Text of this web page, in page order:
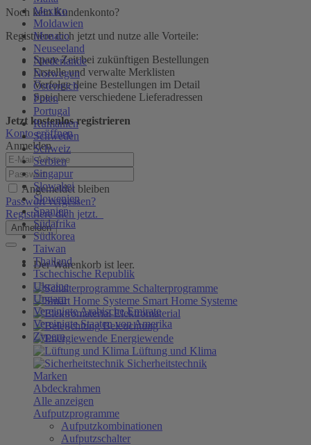
Mexiko
Moldawien
Monaco
Neuseeland
Niederlande
Norwegen
Österreich
Polen
Portugal
Rumänien
Schweden
Schweiz
Serbien
Singapur
Slowakei
Slowenien
Spanien
Südafrika
Südkorea
Taiwan
Thailand
Tschechische Republik
Ukraine
Ungarn
Vereinigte Arabische Emirate
Vereinigte Staaten von Amerika
Zypern
Noch kein Kundenkonto?
Registriere dich jetzt und nutze alle Vorteile:
Spare Zeit bei zukünftigen Bestellungen
Erstelle und verwalte Merklisten
Verfolge deine Bestellungen im Detail
Speichere verschiedene Lieferadressen
Jetzt kostenlos registrieren
Konto eröffnen
Anmelden
Angemeldet bleiben
Passwort vergessen?
Registriere dich jetzt.
Anmelden
Der Warenkorb ist leer.
Schalterprogramme
Smart Home Systeme
Elektromaterial
Beleuchtung
Energiewende
Lüftung und Klima
Sicherheitstechnik
Marken
Abdeckrahmen
Alle anzeigen
Aufputzprogramme
Aufputzkombinationen
Aufputzschalter